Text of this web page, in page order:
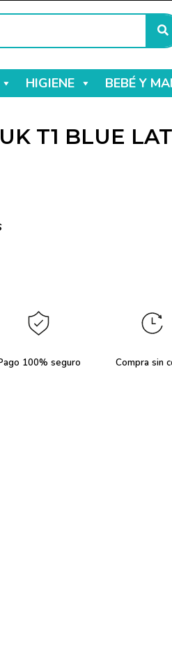
HIGIENE BEBÉ Y
T1 BLUE
100% seguro Compra sin